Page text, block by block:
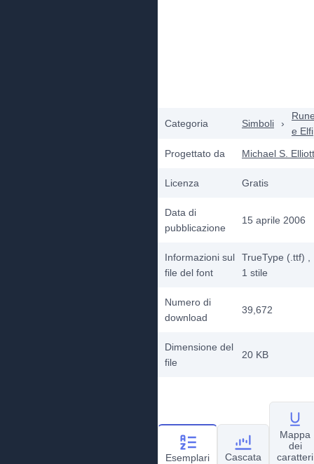
Categoria Simboli ›
e Elfi
Progettato da
Michael S. Elliott
Licenza Gratis
Data di
pubblicazione
15 aprile 2006
Informazioni sul
file del font
TrueType (.ttf)
1 stile
Numero di
download
39,672
Dimensione del
file
20 KB
Esemplari Cascata
Mappa
dei
caratteri